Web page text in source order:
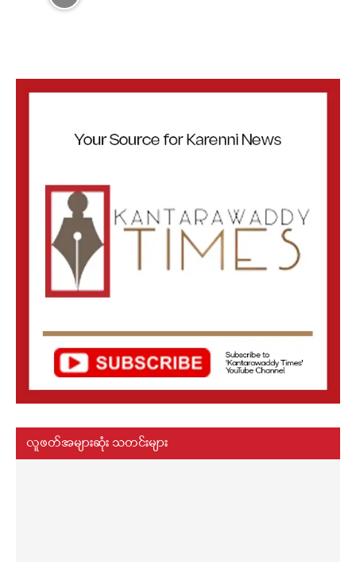
လူဖတ်အများဆုံး သတင်းများ